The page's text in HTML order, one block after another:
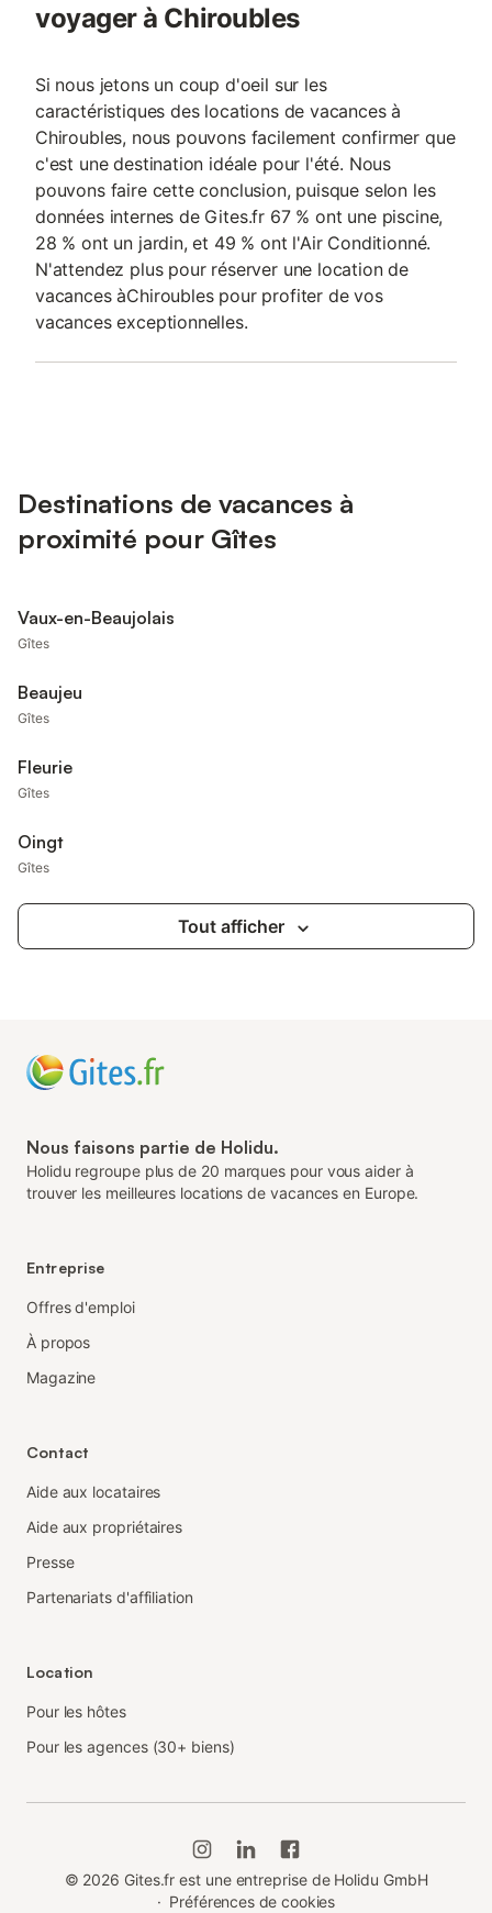
voyager à Chiroubles
Si nous jetons un coup d'oeil sur les
caractéristiques des locations de vacances à
Chiroubles, nous pouvons facilement confirmer que
c'est une destination idéale pour l'été. Nous
pouvons faire cette conclusion, puisque selon les
données internes de Gites.fr 67 % ont une piscine,
28 % ont un jardin, et 49 % ont l'Air Conditionné.
N'attendez plus pour réserver une location de
vacances àChiroubles pour profiter de vos
vacances exceptionnelles.
Destinations de vacances à
proximité pour Gîtes
Vaux-en-Beaujolais
Gîtes
Beaujeu
Gîtes
Fleurie
Gîtes
Oingt
Gîtes
Tout afficher
Nous faisons partie de Holidu.
Holidu regroupe plus de 20 marques pour vous aider à
trouver les meilleures locations de vacances en Europe.
Entreprise
Offres d'emploi
À propos
Magazine
Contact
Aide aux locataires
Aide aux propriétaires
Presse
Partenariats d'affiliation
Location
Pour les hôtes
Pour les agences (30+ biens)
© 2026 Gites.fr est une entreprise de Holidu GmbH
· Préférences de cookies